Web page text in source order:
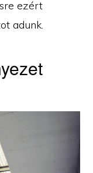
ezért
adunk.